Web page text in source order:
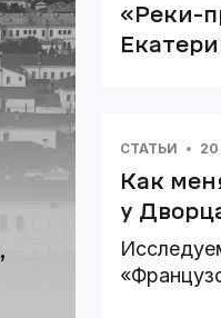
«Реки-
СТАТЬИ
Как
у